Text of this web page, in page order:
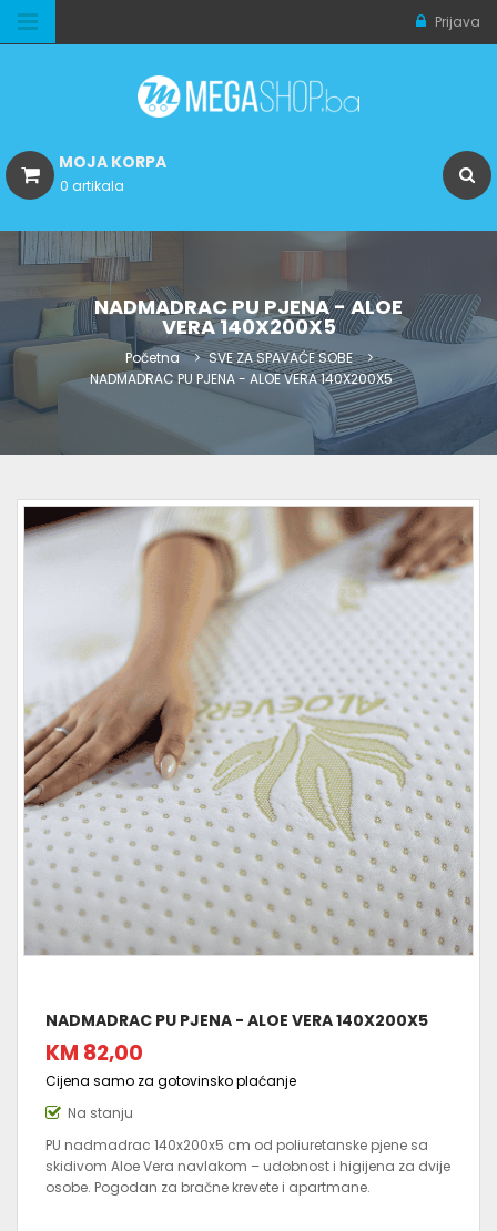
Prijava
MOJA KORPA
0 artikala
NADMADRAC PU PJENA - ALOE
VERA 140X200X5
Početna
SVE ZA SPAVAĆE SOBE
NADMADRAC PU PJENA - ALOE VERA 140X200X5
NADMADRAC PU PJENA - ALOE VERA 140X200X5
KM 82,00
Cijena samo za gotovinsko plaćanje
Na stanju
PU nadmadrac 140x200x5 cm od poliuretanske pjene sa
skidivom Aloe Vera navlakom – udobnost i higijena za dvije
osobe. Pogodan za bračne krevete i apartmane.